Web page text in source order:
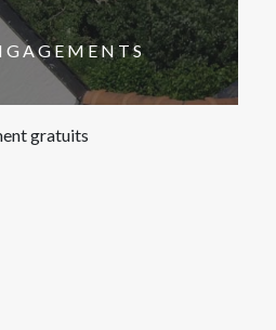
gratuits